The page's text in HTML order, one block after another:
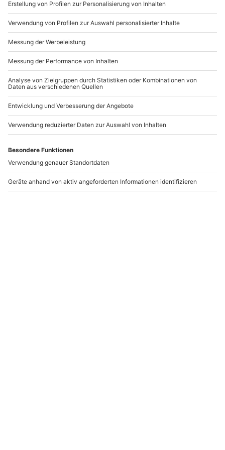
durchgeführt werden
www.b2b.mydays.de/
Andere Produkte entdecken
-15% CLUB DEAL
E-Foil Schnupperkurs
für 2 Iffezheim
E-Foil Intensivkurs
Neuried